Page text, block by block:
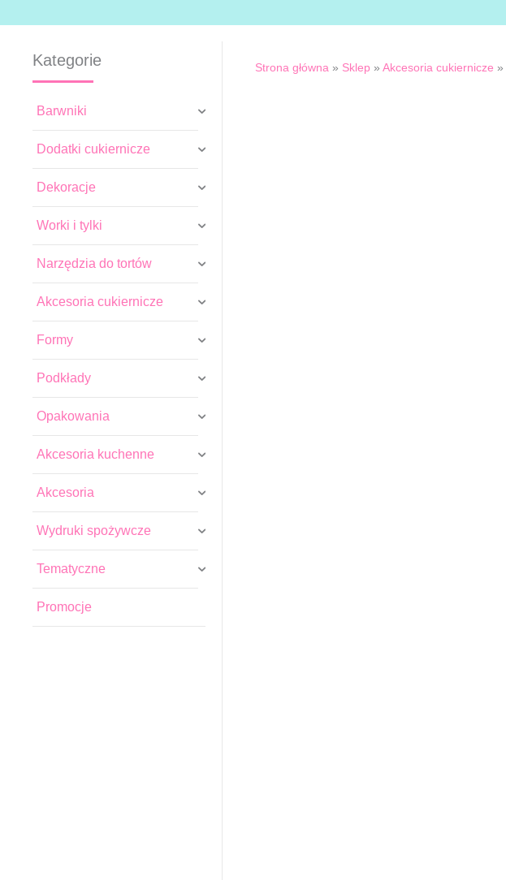
Kategorie
Barwniki
Dodatki cukiernicze
Dekoracje
Worki i tylki
Narzędzia do tortów
Akcesoria cukiernicze
Formy
Podkłady
Opakowania
Akcesoria kuchenne
Akcesoria
Wydruki spożywcze
Tematyczne
Promocje
Strona główna » Sklep » Akcesoria cukiernicze »